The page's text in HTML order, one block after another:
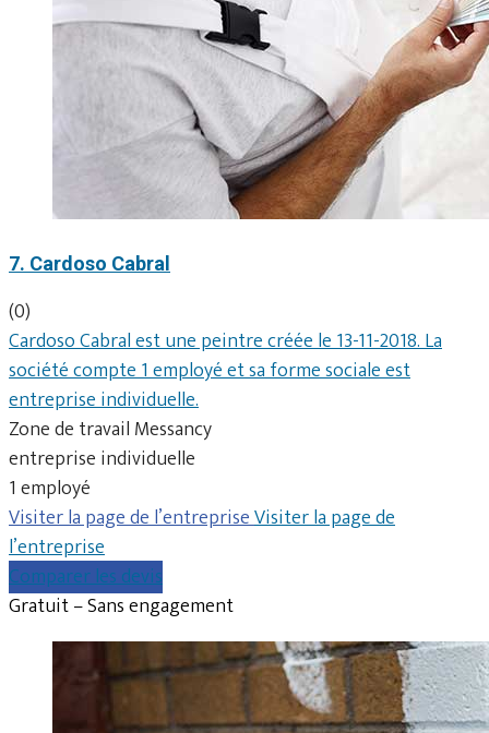
7. Cardoso Cabral
(0)
Cardoso Cabral est une peintre créée le 13-11-2018. La
société compte 1 employé et sa forme sociale est
entreprise individuelle.
Zone de travail Messancy
entreprise individuelle
1 employé
Visiter la page de l’entrepriseVisiter la page de
l’entreprise
Comparer les devis
Gratuit – Sans engagement